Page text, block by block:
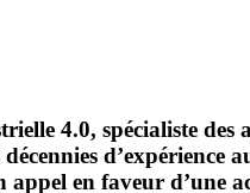
4.0, spécialiste
en faveur d’une